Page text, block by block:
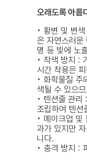
오래도록 아름
• 황변 및 변
은 자연스러운
명 등 빛에 노
• 착색 방지 :
시간 착용은
• 화학물질 주
색될 수 있으
• 텐션줄 관리
조립하여 텐션
• 메이크업 및
과가 있지만
니다.
• 충격 방지 :